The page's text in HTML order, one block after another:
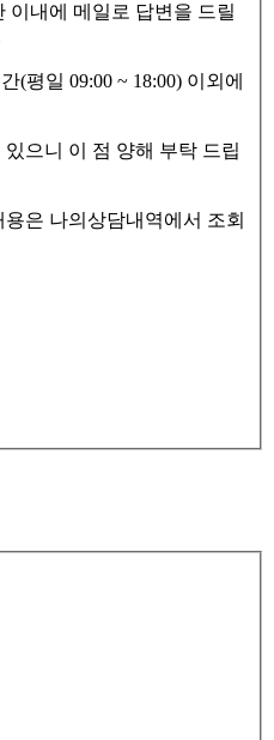
이내에 메일로 답변을 드릴
(평일 09:00 ~ 18:00) 이외에
으니 이 점 양해 부탁 드립
은 나의상담내역에서 조회